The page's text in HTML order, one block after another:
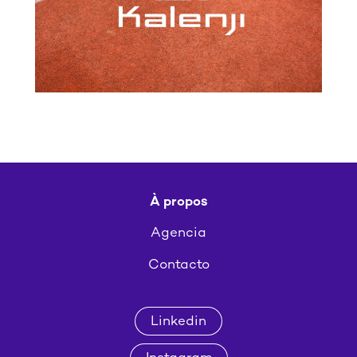
À propos
Agencia
Contacto
Linkedin